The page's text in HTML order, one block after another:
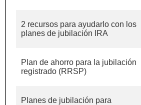
2 recursos para ayudarlo con los
planes de jubilación IRA
Plan de ahorro para la jubilación
registrado (RRSP)
Planes de jubilación para